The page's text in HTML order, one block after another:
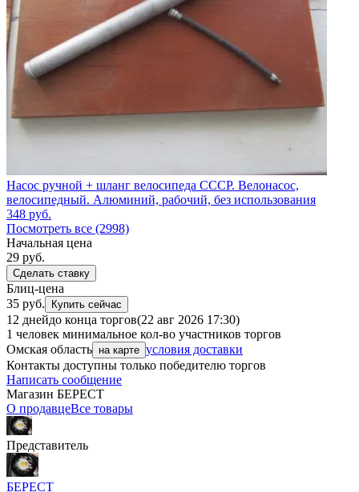
Насос ручной + шланг велосипеда СССР. Велонасос,
велосипедный. Алюминий, рабочий, без использования
348 руб.
Посмотреть все (2998)
Начальная цена
29 руб.
Сделать ставку
Блиц-цена
35 руб.
Купить сейчас
12 днейдо конца торгов(22 авг 2026 17:30)
1 человек минимальное кол-во участников торгов
Омская область на карте условия доставки
Контакты доступны только победителю торгов
Написать сообщение
Магазин БEPECT
О продавцеВсе товары
Представитель
БEPECT